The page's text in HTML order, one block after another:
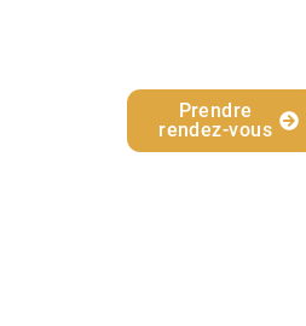
Prendre
rendez-vous